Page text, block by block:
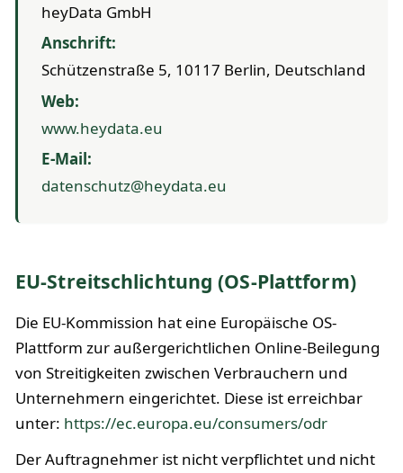
heyData GmbH
Anschrift:
Schützenstraße 5, 10117 Berlin, Deutschland
Web:
www.heydata.eu
E-Mail:
datenschutz@heydata.eu
EU-Streitschlichtung (OS-Plattform)
Die EU-Kommission hat eine Europäische OS-
Plattform zur außergerichtlichen Online-Beilegung
von Streitigkeiten zwischen Verbrauchern und
Unternehmern eingerichtet. Diese ist erreichbar
unter: https://ec.europa.eu/consumers/odr
Der Auftragnehmer ist nicht verpflichtet und nicht